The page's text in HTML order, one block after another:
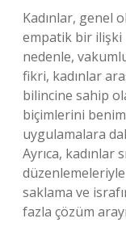
Kadınlar, genel
empatik bir ilişki
nedenle,
fikri, kadınlar
bilincine sahip
biçimlerini
uygulamalara
Ayrıca, kadınlar
saklama ve
fazla çözüm